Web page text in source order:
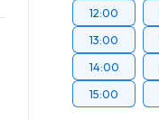
12:00
13:00
14:00
15:00